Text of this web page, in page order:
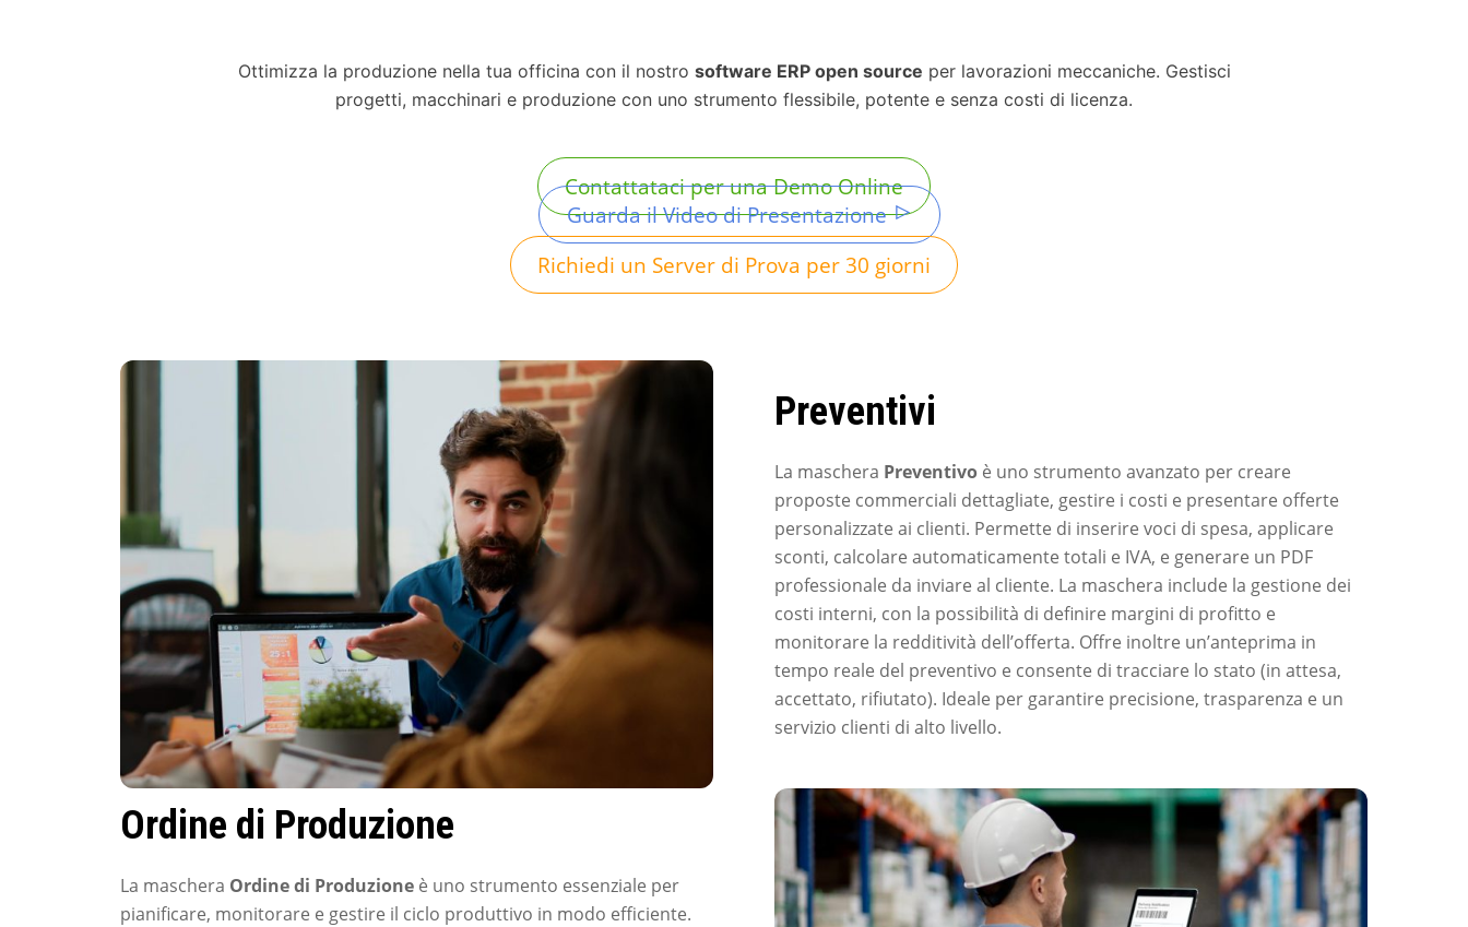
Ottimizza la produzione nella tua officina con il nostro software ERP open source per lavorazioni meccaniche. Gestisci
progetti, macchinari e produzione con uno strumento flessibile, potente e senza costi di licenza.
Contattataci per una Demo Online
Guarda il Video di Presentazione
Richiedi un Server di Prova per 30 giorni
Preventivi
La maschera Preventivoè uno strumento avanzato per creare
proposte commerciali dettagliate, gestire i costi e presentare offerte
personalizzate ai clienti. Permette di inserire voci di spesa, applicare
sconti, calcolare automaticamente totali e IVA, e generare un PDF
professionale da inviare al cliente. La maschera include la gestione dei
costi interni, con la possibilità di definire margini di profitto e
monitorare la redditività dell’offerta. Offre inoltre un’anteprima in
tempo reale del preventivo e consente di tracciare lo stato (in attesa,
accettato, rifiutato). Ideale per garantire precisione, trasparenza e un
servizio clienti di alto livello.
Ordine di Produzione
La maschera Ordine di Produzioneè uno strumento essenziale per
pianificare, monitorare e gestire il ciclo produttivo in modo efficiente.